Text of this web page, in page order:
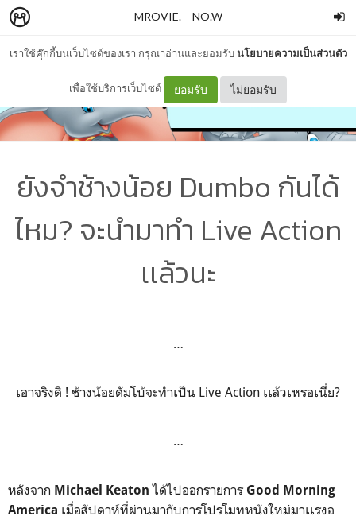
เราใช้คุ๊กกี้บนเว็บไซต์ของเรา กรุณาอ่านและยอมรับนโยบายความเป็นส่วนตัว
เพื่อใช้บริการเว็บไซต์ ยอมรับ ไม่ยอมรับ
MROVIE.– NO.W
ยังจำช้างน้อย Dumbo กันได้
ไหม? จะนำมาทำ Live Action
เเล้วนะ
…
เอาจริงดิ ! ช้างน้อยดัมโบ้จะทำเป็น Live Action เเล้วเหรอเนี่ย?
…
หลังจาก Michael Keaton ได้ไปออกรายการ Good Morning
America เมื่อสัปดาห์ที่ผ่านมากับการโปรโมทหนังใหม่มาเเรงอ